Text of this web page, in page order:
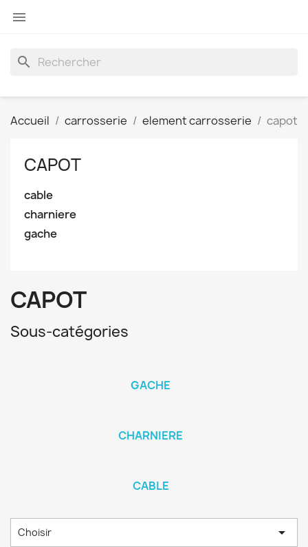

search
Accueil carrosserie element carrosserie capot
CAPOT
cable
charniere
gache
CAPOT
Sous-catégories
GACHE
CHARNIERE
CABLE
Choisir 